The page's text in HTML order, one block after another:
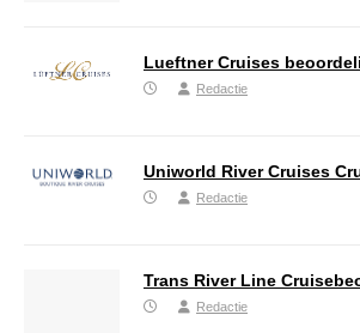
Lueftner Cruises
Redactie
Uniworld River Cruises
Redactie
Trans River Line
Redactie